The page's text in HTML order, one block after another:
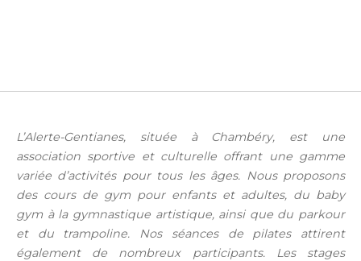
L’Alerte-Gentianes, située à Chambéry, est une
association sportive et culturelle offrant une gamme
variée d’activités pour tous les âges. Nous proposons
des cours de gym pour enfants et adultes, du baby
gym à la gymnastique artistique, ainsi que du parkour
et du trampoline. Nos séances de pilates attirent
également de nombreux participants. Les stages